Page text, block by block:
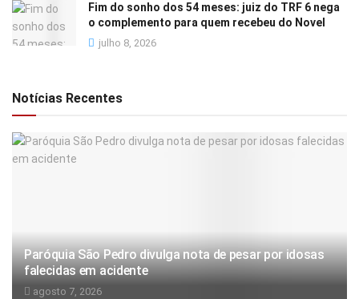
Fim do sonho dos 54 meses: juiz do TRF 6 nega
o complemento para quem recebeu do Novel
julho 8, 2026
Notícias Recentes
Paróquia São Pedro divulga nota de pesar por idosas
falecidas em acidente
agosto 7, 2026